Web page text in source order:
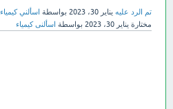
تم الرد عليه يناير 30، 2023 بواسطة اسألني كيمياء
مختارة يناير 30، 2023 بواسطة اسألنى كيمياء